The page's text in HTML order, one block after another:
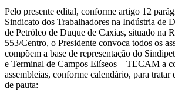
Pelo presente edital, conforme artigo 12
Sindicato dos Trabalhadores na Indústria de
de Petróleo de Duque de Caxias, situado na
553/Centro, o Presidente convoca todos os
compõem a base de representação do
e Terminal de Campos Elíseos – TECAM a
assembleias, conforme calendário, para tratar
de pauta: